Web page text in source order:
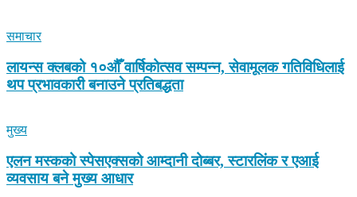
समाचार
लायन्स क्लबको १०औँ वार्षिकोत्सव सम्पन्न, सेवामूलक गतिविधिलाई
थप प्रभावकारी बनाउने प्रतिबद्धता
मुख्य
एलन मस्कको स्पेसएक्सको आम्दानी दोब्बर, स्टारलिंक र एआई
व्यवसाय बने मुख्य आधार